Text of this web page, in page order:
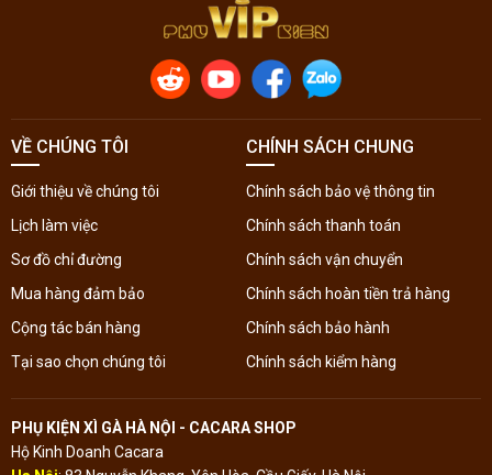
VỀ CHÚNG TÔI
Giới thiệu về chúng tôi
Lịch làm việc
Sơ đồ chỉ đường
Mua hàng đảm bảo
Cộng tác bán hàng
Tại sao chọn chúng tôi
CHÍNH SÁCH CHUNG
Chính sách bảo vệ thông tin
Chính sách thanh toán
Chính sách vận chuyển
Chính sách hoàn tiền trả hàng
Chính sách bảo hành
Chính sách kiểm hàng
PHỤ KIỆN XÌ GÀ HÀ NỘI - CACARA SHOP
Hộ Kinh Doanh Cacara